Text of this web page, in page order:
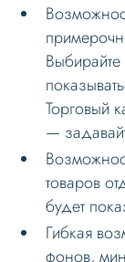
Торговый
—
товаров
будет
Гибкая
фонов,